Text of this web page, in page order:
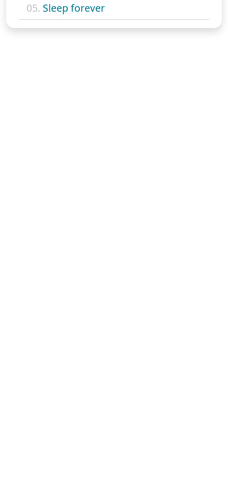
05. Sleep forever